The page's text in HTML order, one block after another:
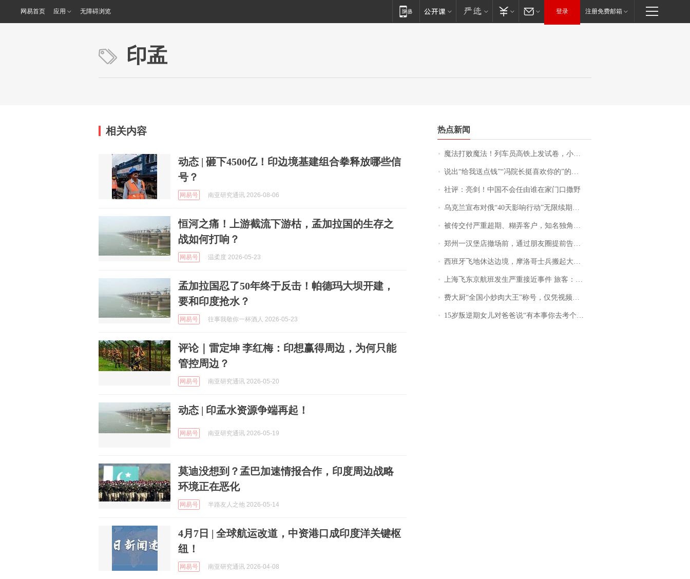
网易首页 应用 无障碍浏览 登录 注册免费邮箱
印孟
相关内容
动态 | 砸下4500亿！印边境基建组合拳释放哪些信
号？
网易号 南亚研究通讯 2026-08-06
恒河之痛！上游截流下游枯，孟加拉国的生存之
战如何打响？
网易号 温柔度 2026-05-23
孟加拉国忍了50年终于反击！帕德玛大坝开建，
要和印度抢水？
网易号 往事我敬你一杯酒人 2026-05-23
评论｜雷定坤 李红梅：印想赢得周边，为何只能
管控周边？
网易号 南亚研究通讯 2026-05-20
动态 | 印孟水资源争端再起！
网易号 南亚研究通讯 2026-05-19
莫迪没想到？孟巴加速情报合作，印度周边战略
环境正在恶化
网易号 半路友人之他 2026-05-14
4月7日 | 全球航运改道，中资港口成印度洋关键枢
纽！
网易号 南亚研究通讯 2026-04-08
热点新闻
魔法打败魔法！列车员高铁上发试卷，小朋友一秒静音，12306回应：列车员个人行为，不是铁路规定
说出“给我送点钱”“冯院长挺喜欢你的”的执行局局长被停职，被骚扰的当事人还有问题待解决
社评：亮剑！中国不会任由谁在家门口撒野
乌克兰宣布对俄“40天影响行动”无限续期，7月两国对轰数据均创纪录
被传交付严重超期、糊弄客户，知名独角兽车企创始人回应：都没证据，将依法采取措施，“本人长期与美国交管局保持沟通，对方表示肯定”
郑州一汉堡店撤场前，通过朋友圈提前告知逐一退费，有顾客仅剩1元也全被退回，分文不少；顾客：言而有信，让人感动
西班牙飞地休达边境，摩洛哥士兵搬起大石块投向移民引争议，此前一天内数万人从摩洛哥涌入西班牙
上海飞东京航班发生严重接近事件 旅客：正常下降后突然拉升，下飞机时都不知险些撞机
费大厨“全国小炒肉大王”称号，仅凭视频评出？中国烹饪协会回应
15岁叛逆期女儿对爸爸说“有本事你去考个研究生”，44岁职场“老登”一战上岸“985”；父亲坦言拒绝空想，常年保持每月读6本书的习惯